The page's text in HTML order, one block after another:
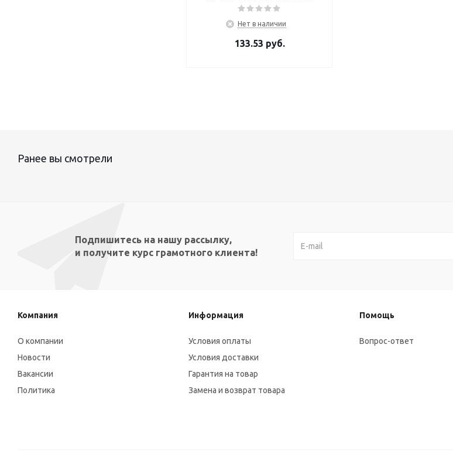
Нет в наличии
133.53 руб.
Ранее вы смотрели
Подпишитесь на нашу рассылку,
и получите курс грамотного клиента!
Компания
О компании
Новости
Вакансии
Политика
Информация
Условия оплаты
Условия доставки
Гарантия на товар
Замена и возврат товара
Помощь
Вопрос-ответ